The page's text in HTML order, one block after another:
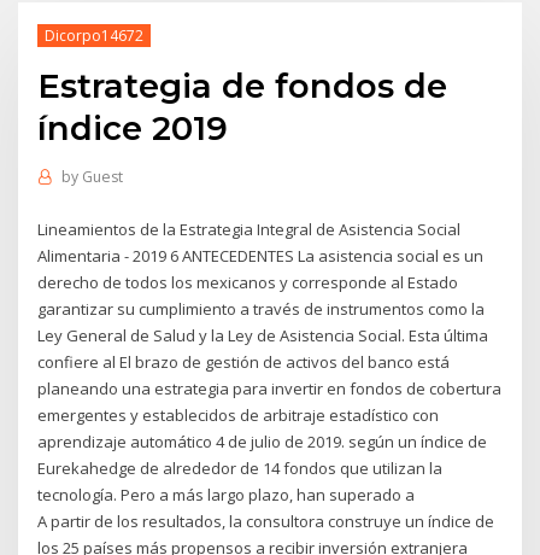
Dicorpo14672
Estrategia de fondos de
índice 2019
by Guest
Lineamientos de la Estrategia Integral de Asistencia Social
Alimentaria - 2019 6 ANTECEDENTES La asistencia social es un
derecho de todos los mexicanos y corresponde al Estado
garantizar su cumplimiento a través de instrumentos como la
Ley General de Salud y la Ley de Asistencia Social. Esta última
confiere al El brazo de gestión de activos del banco está
planeando una estrategia para invertir en fondos de cobertura
emergentes y establecidos de arbitraje estadístico con
aprendizaje automático 4 de julio de 2019. según un índice de
Eurekahedge de alrededor de 14 fondos que utilizan la
tecnología. Pero a más largo plazo, han superado a
A partir de los resultados, la consultora construye un índice de
los 25 países más propensos a recibir inversión extranjera